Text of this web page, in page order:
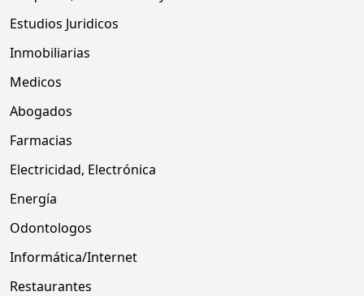
Estudios Juridicos
Inmobiliarias
Medicos
Abogados
Farmacias
Electricidad, Electrónica
Energía
Odontologos
Informática/Internet
Restaurantes